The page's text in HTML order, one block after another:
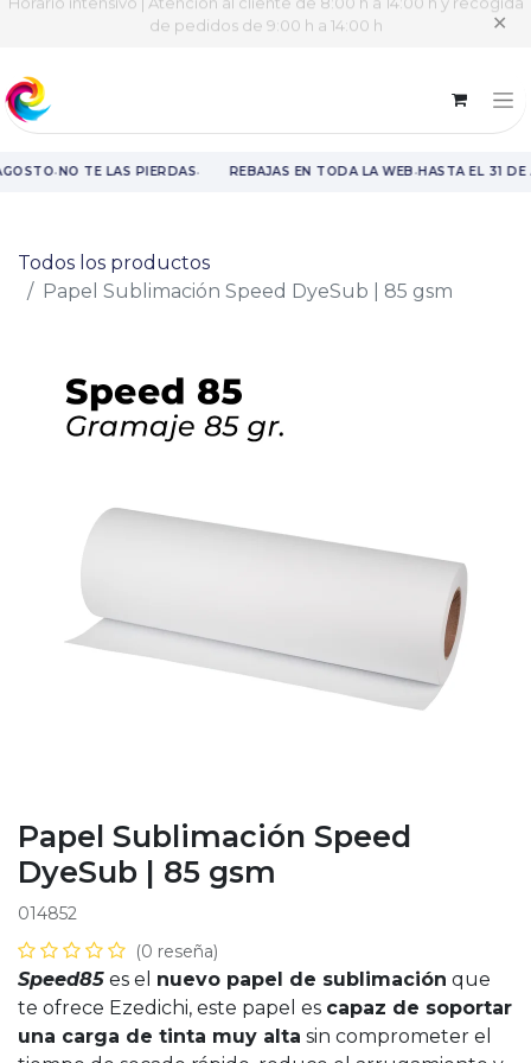
Horario intensivo | Atención al cliente de 8:00 h a 14:00 h y recogida
de pedidos de 9:00 h a 14:00 h
✕
·NO TE LAS PIERDAS· REBAJAS EN TODA LA WEB·HASTA EL 31 DE
Todos los productos
Papel Sublimación Speed DyeSub | 85 gsm
Papel Sublimación Speed
DyeSub | 85 gsm
014852
(0 reseña)
Speed85 es el nuevo papel de sublimación que
te ofrece Ezedichi, este papel es capaz de soportar
una carga de tinta muy alta sin comprometer el